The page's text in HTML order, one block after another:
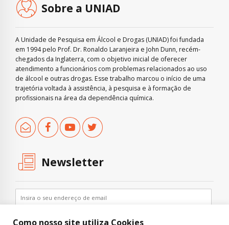
Sobre a UNIAD
A Unidade de Pesquisa em Álcool e Drogas (UNIAD) foi fundada
em 1994 pelo Prof. Dr. Ronaldo Laranjeira e John Dunn, recém-
chegados da Inglaterra, com o objetivo inicial de oferecer
atendimento a funcionários com problemas relacionados ao uso
de álcool e outras drogas. Esse trabalho marcou o início de uma
trajetória voltada à assistência, à pesquisa e à formação de
profissionais na área da dependência química.
Newsletter
Como nosso site utiliza Cookies